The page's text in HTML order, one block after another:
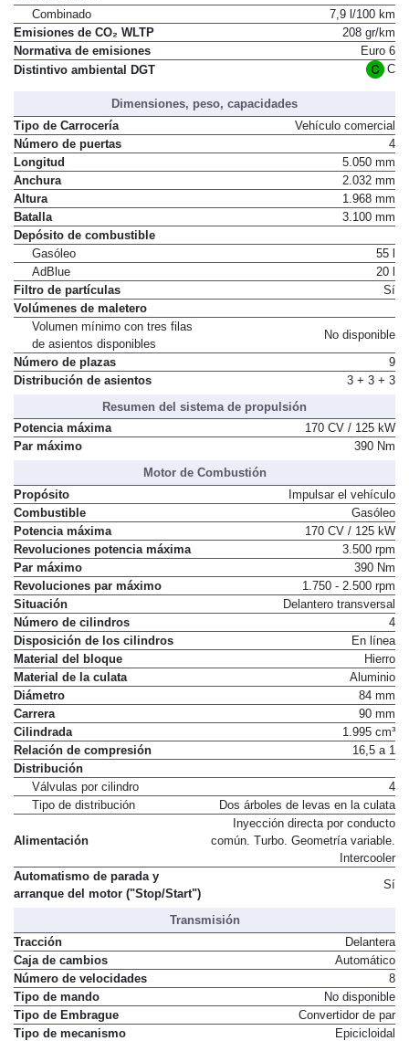
Combinado
7,9 l/100 km
Emisiones de CO₂ WLTP
208 gr/km
Normativa de emisiones
Euro 6
Distintivo ambiental DGT
C
Dimensiones, peso, capacidades
Tipo de Carrocería
Vehículo comercial
Número de puertas
4
Longitud
5.050 mm
Anchura
2.032 mm
Altura
1.968 mm
Batalla
3.100 mm
Depósito de combustible
Gasóleo
55 l
AdBlue
20 l
Filtro de partículas
Sí
Volúmenes de maletero
Volumen mínimo con tres filas
de asientos disponibles
No disponible
Número de plazas
9
Distribución de asientos
3 + 3 + 3
Resumen del sistema de propulsión
Potencia máxima
170 CV / 125 kW
Par máximo
390 Nm
Motor de Combustión
Propósito
Impulsar el vehículo
Combustible
Gasóleo
Potencia máxima
170 CV / 125 kW
Revoluciones potencia máxima
3.500 rpm
Par máximo
390 Nm
Revoluciones par máximo
1.750 - 2.500 rpm
Situación
Delantero transversal
Número de cilindros
4
Disposición de los cilindros
En línea
Material del bloque
Hierro
Material de la culata
Aluminio
Diámetro
84 mm
Carrera
90 mm
Cilindrada
1.995 cm³
Relación de compresión
16,5 a 1
Distribución
Válvulas por cilindro
4
Tipo de distribución
Dos árboles de levas en la culata
Alimentación
Inyección directa por conducto
común. Turbo. Geometría variable.
Intercooler
Automatismo de parada y
arranque del motor ("Stop/Start")
Sí
Transmisión
Tracción
Delantera
Caja de cambios
Automático
Número de velocidades
8
Tipo de mando
No disponible
Tipo de Embrague
Convertidor de par
Tipo de mecanismo
Epicicloidal